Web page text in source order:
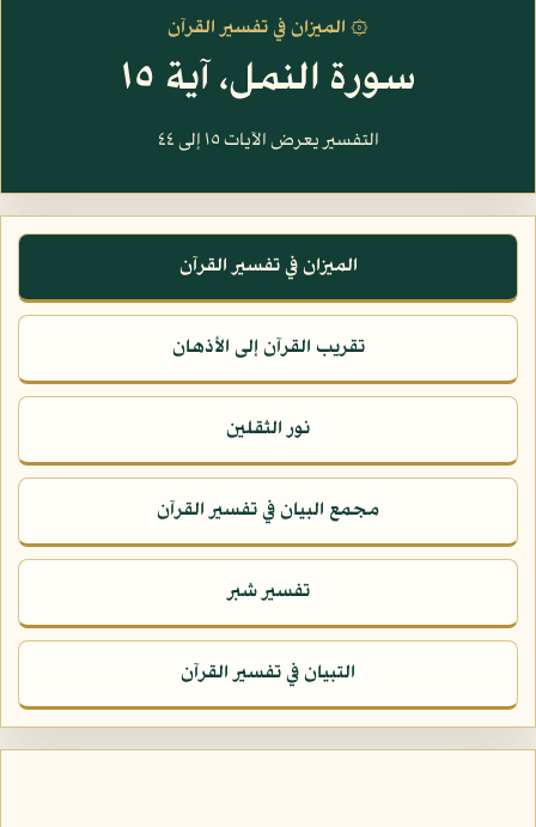
۞ الميزان في تفسير القرآن
سورة النمل، آية ١٥
التفسير يعرض الآيات ١٥ إلى ٤٤
الميزان في تفسير القرآن
تقريب القرآن إلى الأذهان
نور الثقلين
مجمع البيان في تفسير القرآن
تفسير شبر
التبيان في تفسير القرآن